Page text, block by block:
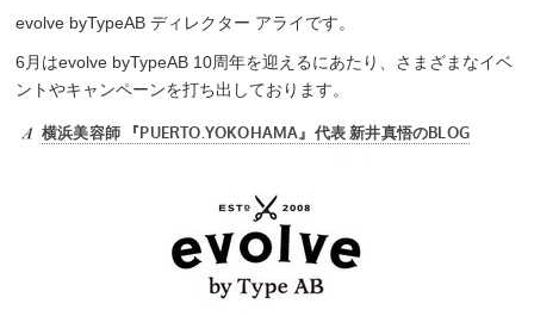
evolve byTypeAB ディレクター アライです。
6月はevolve byTypeAB 10周年を迎えるにあたり、さまざまなイベ
ントやキャンペーンを打ち出しております。